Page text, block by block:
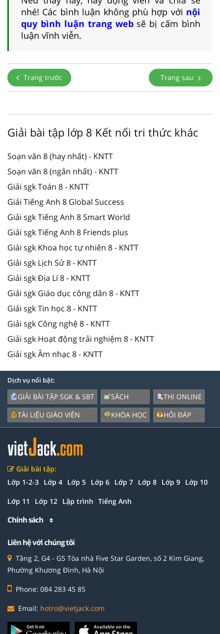
nhé! Các bình luận không phù hợp với nội
quy bình luận trang websẽ bị cấm bình
luận vĩnh viễn.
Trang trước Trang sau
Giải bài tập lớp 8 Kết nối tri thức khác
Soạn văn 8 (hay nhất) - KNTT
Soạn văn 8 (ngắn nhất) - KNTT
Giải sgk Toán 8 - KNTT
Giải Tiếng Anh 8 Global Success
Giải sgk Tiếng Anh 8 Smart World
Giải sgk Tiếng Anh 8 Friends plus
Giải sgk Khoa học tự nhiên 8 - KNTT
Giải sgk Lịch Sử 8 - KNTT
Giải sgk Địa Lí 8 - KNTT
Giải sgk Giáo dục công dân 8 - KNTT
Giải sgk Tin học 8 - KNTT
Giải sgk Công nghệ 8 - KNTT
Giải sgk Hoạt động trải nghiệm 8 - KNTT
Giải sgk Âm nhạc 8 - KNTT
Dịch vụ nổi bật:
GIẢI BÀI TẬP SGK & SBT
TÀI LIỆU GIÁO VIÊN
SÁCH
KHÓA HỌC
THI ONLINE
HỎI ĐÁP
Giải bài tập:
Lớp 1-2-3 Lớp 4 Lớp 5 Lớp 6 Lớp 7 Lớp 8 Lớp 9 Lớp 10
Lớp 11 Lớp 12 Lập trình Tiếng Anh
Chính sách
Liên hệ với chúng tôi
Tầng 2, G4 - G5 Tòa nhà Five Star Garden, số 2 Kim Giang,
Phường Khương Đình, Hà Nội
Phone: 084 283 45 85
Email: hotro@vietjack.com